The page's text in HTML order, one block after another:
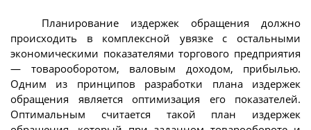
Планирование издержек обращения должно
происходить в комплексной увязке с остальными
экономическими показателями торгового предприятия
— товарооборотом, валовым доходом, прибылью.
Одним из принципов разработки плана издержек
обращения является оптимизация его показателей.
Оптимальным считается такой план издержек